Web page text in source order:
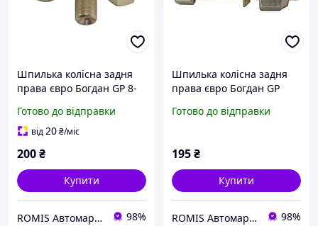
Шпилька колісна задня
права євро Богдан GP 8-
Готово до відправки
від20₴/міс
200₴
Купити
ROMIS Автомаркет 98%
Шпилька колісна задня
права євро Богдан GP
Готово до відправки
195₴
Купити
ROMIS Автомаркет 98%